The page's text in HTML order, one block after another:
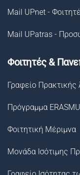
Mail UPnet -
Mail UPatras -
Φοιτητές &
Γραφείο Πρακτικής
Πρόγραμμα
Φοιτητική Μέριμνα
Μονάδα Ισότιμης